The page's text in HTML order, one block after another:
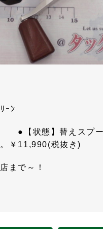
ｰﾝ
●【状態】替えスプ
￥11,990(税抜き)
まで～！